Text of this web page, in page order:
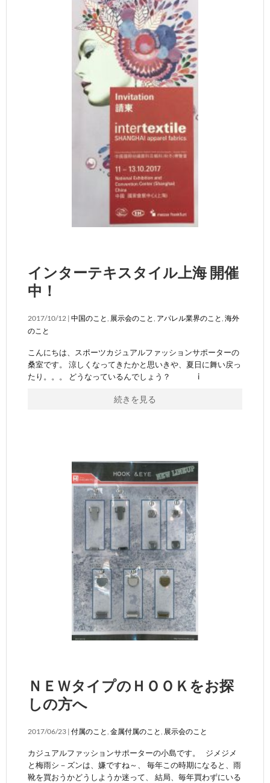
インターテキスタイル上海 開催
中！
2017/10/12 | 中国のこと 展示会のこと アパレル業界のこと 海外
のこと
こんにちは、スポーツカジュアルファッションサポーターの
桑室です。 涼しくなってきたかと思いきや、夏日に舞い戻っ
たり。。。 どうなっているんでしょう？ i
続きを見る
ＮＥＷタイプのＨＯＯＫをお探
しの方へ
2017/06/23 | 付属のこと 金属付属のこと 展示会のこと
カジュアルファッションサポーターの小島です。 ジメジメ
と梅雨シ－ズンは、嫌ですね～、 毎年この時期になると、雨
靴を買おうかどうしようか迷って、 結局、毎年買わずにいる